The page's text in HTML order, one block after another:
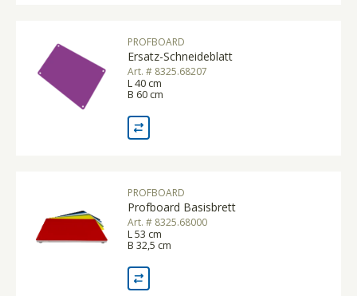
PROFBOARD
Ersatz-Schneideblatt
Art. # 8325.68207
L 40 cm
B 60 cm
PROFBOARD
Profboard Basisbrett
Art. # 8325.68000
L 53 cm
B 32,5 cm